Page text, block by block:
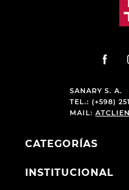
SANARY S. A.
TEL.: (+598)
MAIL:
CATEGORÍAS
INSTITUCIONAL